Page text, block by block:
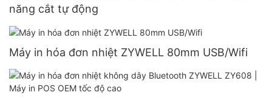
năng cắt tự động
Máy in hóa đơn nhiệt ZYWELL 80mm USB/Wifi